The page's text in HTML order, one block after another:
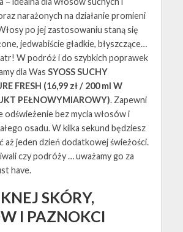
narażonych na działanie promieni
po jej zastosowaniu staną się
jedwabiście gładkie, błyszczące…
W podróż i do szybkich poprawek
dla Was SYOSS SUCHY
FRESH (16,99 zł / 200 ml W
PEŁNOWYMIAROWY). Zapewni
odświeżenie bez mycia włosów i
osadu. W kilka sekund będziesz
aż jeden dzień dodatkowej świeżości.
czy podróży … uważamy go za
have.
SKÓRY,
I PAZNOKCI